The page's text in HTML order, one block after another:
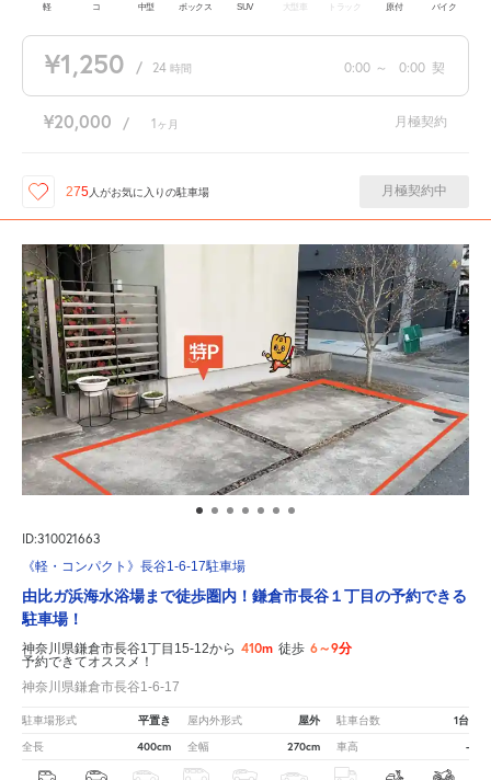
軽 コ 中型 ボックス SUV 大型車 トラック 原付 バイク
¥1,250 / 24 時間 0:00 ～ 0:00 契
¥20,000 / 1 ヶ月 月極契約
275 人がお気に入りの駐車場 月極契約中
ID:310021663
《軽・コンパクト》長谷1-6-17駐車場
由比ガ浜海水浴場まで徒歩圏内！鎌倉市長谷１丁目の予約できる
駐車場！
神奈川県鎌倉市長谷1丁目15-12から 410m 徒歩 6～9分
予約できてオススメ！
神奈川県鎌倉市長谷1-6-17
駐車場形式 平置き 屋内外形式 屋外 駐車台数 1台
全長 400cm 全幅 270cm 車高 -